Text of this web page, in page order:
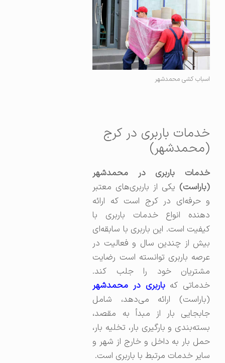
اسباب کشی محمدشهر
خدمات باربری در کرج
(محمدشهر)
خدمات باربری در محمدشهر
(باراست)یکی از باربری‌های معتبر
و حرفه‌ای در کرج است که ارائه
دهنده انواع خدمات باربری با
کیفیت است. این باربری با سابقه‌ای
بیش از چندین سال و فعالیت در
عرصه باربری توانسته است رضایت
مشتریان خود را جلب کند.
خدماتی که باربری در محمدشهر
(باراست) ارائه می‌دهد، شامل
جابجایی بار از مبدأ به مقصد،
بسته‌بندی و بارگیری بار، تخلیه بار،
حمل بار به داخل و خارج از شهر و
سایر خدمات مرتبط با باربری است.